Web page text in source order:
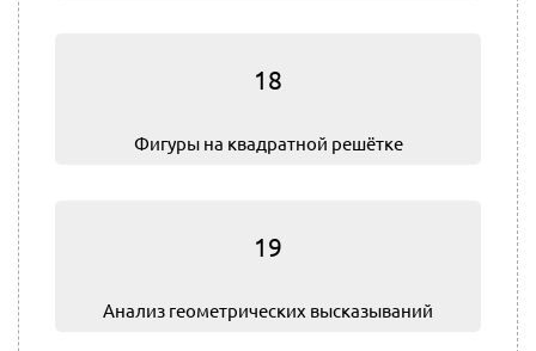
18
Фигуры на квадратной решётке
19
Анализ геометрических высказываний